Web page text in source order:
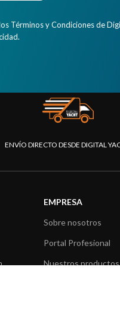
Términos y Condiciones de
ENVÍO DIRECTO DESDE DIGITAL
EMPRESA
Sobre nosotros
Portal Profesional
Nuestros productos